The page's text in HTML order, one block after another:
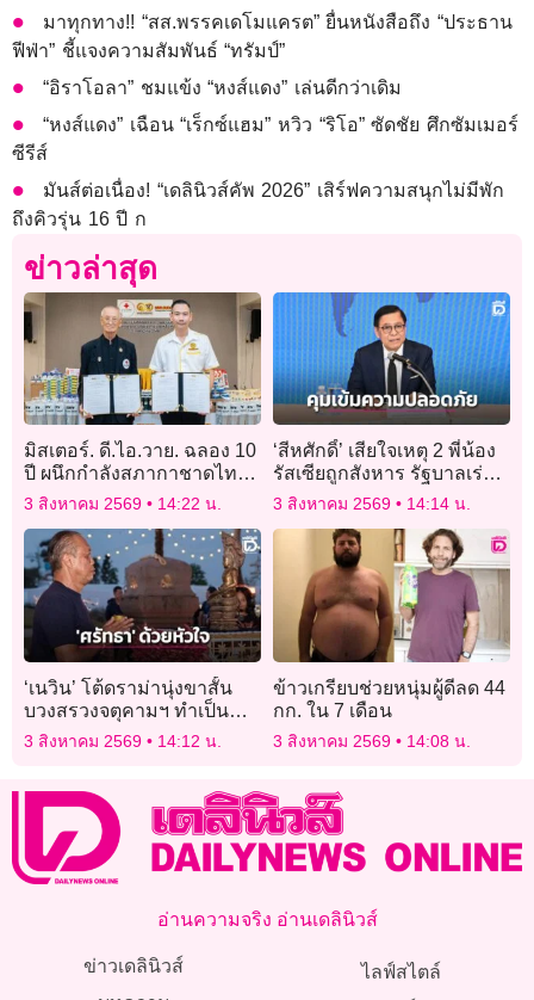
มาทุกทาง!! “สส.พรรคเดโมแครต” ยื่นหนังสือถึง “ประธาน
ฟีฟ่า” ชี้แจงความสัมพันธ์ “ทรัมป์”
“อิราโอลา” ชมแข้ง “หงส์แดง” เล่นดีกว่าเดิม
“หงส์แดง” เฉือน “เร็กซ์แฮม” หวิว “ริโอ” ซัดชัย ศึกซัมเมอร์
ซีรีส์
มันส์ต่อเนื่อง! “เดลินิวส์คัพ 2026” เสิร์ฟความสนุกไม่มีพัก
ถึงคิวรุ่น 16 ปี ก
ข่าวล่าสุด
มิสเตอร์. ดี.ไอ.วาย. ฉลอง 10
ปี ผนึกกำลังสภากาชาดไทย
เสริมความพร้อมช่วยเหลือผู้
3 สิงหาคม 2569 14:22 น.
‘สีหศักดิ์’ เสียใจเหตุ 2 พี่น้อง
รัสเซียถูกสังหาร รัฐบาลเร่ง
คุมเข้มความปลอดภัย
3 สิงหาคม 2569 14:14 น.
‘เนวิน’ โต้ดราม่านุ่งขาสั้น
บวงสรวงจตุคามฯ ทำเป็น
ประจำกว่า 10 ปี ‘เคารพ-
3 สิงหาคม 2569 14:12 น.
ข้าวเกรียบช่วยหนุ่มผู้ดีลด 44
กก. ใน 7 เดือน
3 สิงหาคม 2569 14:08 น.
อ่านความจริง อ่านเดลินิวส์
ข่าวเดลินิวส์
ไลฟ์สไตล์